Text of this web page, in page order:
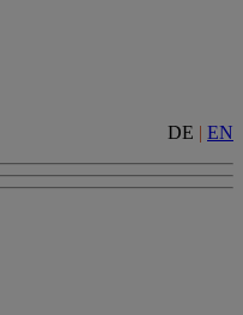
DE | EN